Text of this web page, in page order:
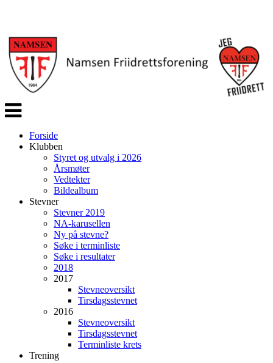
Veksle
navigasjon
Forside
Klubben
Styret og utvalg i 2026
Årsmøter
Vedtekter
Bildealbum
Stevner
Stevner 2019
NA-karusellen
Ny på stevne?
Søke i terminliste
Søke i resultater
2018
2017
Stevneoversikt
Tirsdagsstevnet
2016
Stevneoversikt
Tirsdagsstevnet
Terminliste krets
Trening